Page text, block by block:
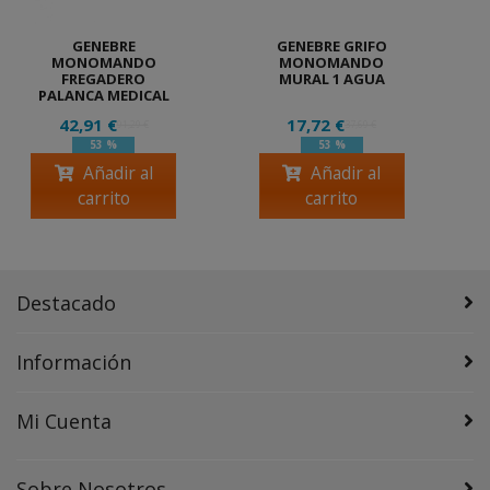
GENEBRE
MONOMANDO
FREGADERO
PALANCA MEDICAL
42,91 €91,29 €
53 %
Añadir al
carrito
GENEBRE GRIFO
MONOMANDO
MURAL 1 AGUA
17,72 €
53 %
Añadir al
carrito
Destacado
Información
Mi Cuenta